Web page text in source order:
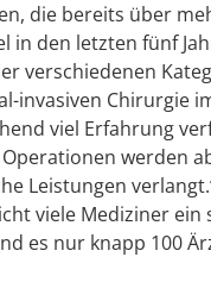
die bereits über
in den letzten fünf
verschiedenen
invasiven Chirurgie
viel Erfahrung
werden
Leistungen
viele Mediziner ein
es nur knapp 100